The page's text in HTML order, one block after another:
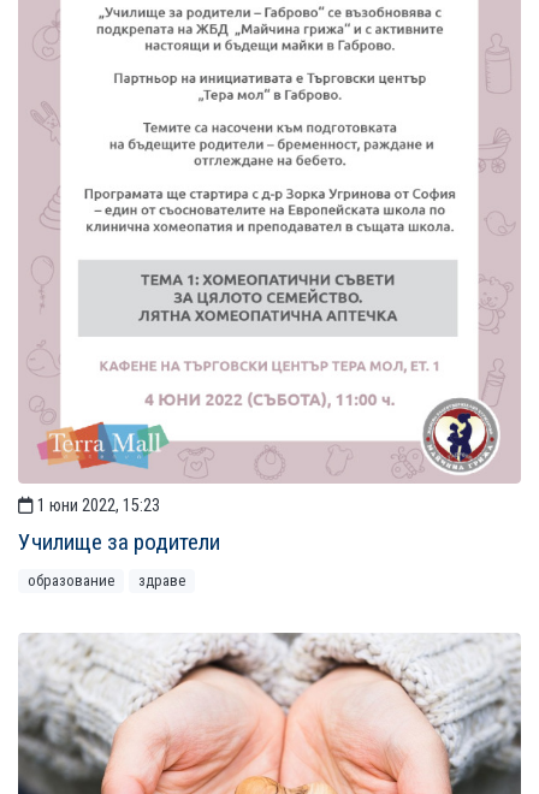
1 юни 2022, 15:23
Училище за родители
образование здраве